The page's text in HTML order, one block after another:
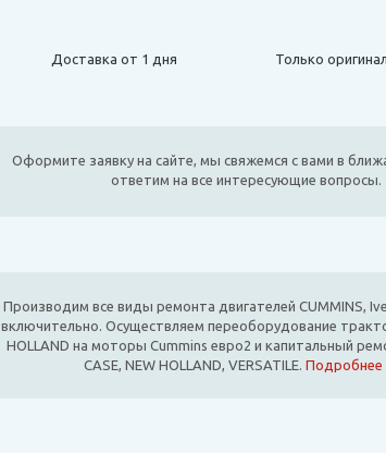
Доставка от 1 дня Только
Оформите заявку на сайте, мы свяжемся с вами в
ответим на все интересующие вопросы.
Производим все виды ремонта двигателей CUMMINS,
включительно. Осуществляем переоборудование
HOLLAND на моторы Cummins евро2 и капитальный
CASE, NEW HOLLAND, VERSATILE. Подробнее